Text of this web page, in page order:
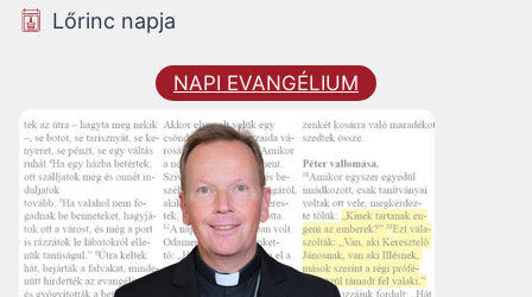
Lőrinc napja
NAPI EVANGÉLIUM